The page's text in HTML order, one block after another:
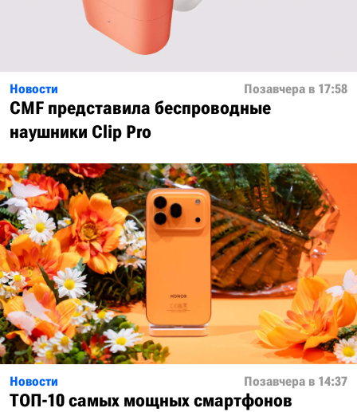
Новости Позавчера в 17:58
CMF представила беспроводные
наушники Clip Pro
Новости Позавчера в 14:37
ТОП-10 самых мощных смартфонов